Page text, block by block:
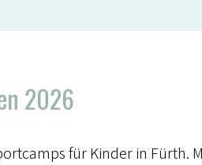
2026
für Kinder in Fürth.